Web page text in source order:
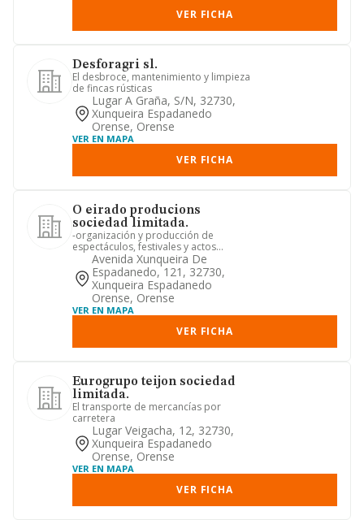
VER FICHA
Desforagri sl.
El desbroce, mantenimiento y limpieza
de fincas rústicas
Lugar A Graña, S/n, 32730,
Xunqueira Espadanedo
Orense, Orense
VER EN MAPA
VER FICHA
O eirado producions
sociedad limitada.
-organización y producción de
espectáculos, festivales y actos
musicales y teatrales al aire libre....
Avenida Xunqueira De
Espadanedo, 121, 32730,
Xunqueira Espadanedo
Orense, Orense
VER EN MAPA
VER FICHA
Eurogrupo teijon sociedad
limitada.
El transporte de mercancías por
carretera
Lugar Veigacha, 12, 32730,
Xunqueira Espadanedo
Orense, Orense
VER EN MAPA
VER FICHA